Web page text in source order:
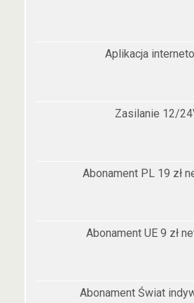
Aplikacja
Zasilanie 12/
Abonament PL 19 zł
Abonament UE 9 zł
Abonament Świat